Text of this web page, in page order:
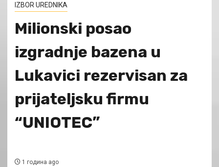
IZBOR UREDNIKA
Milionski posao
izgradnje bazena u
Lukavici rezervisan za
prijateljsku firmu
“UNIOTEC”
1 година ago